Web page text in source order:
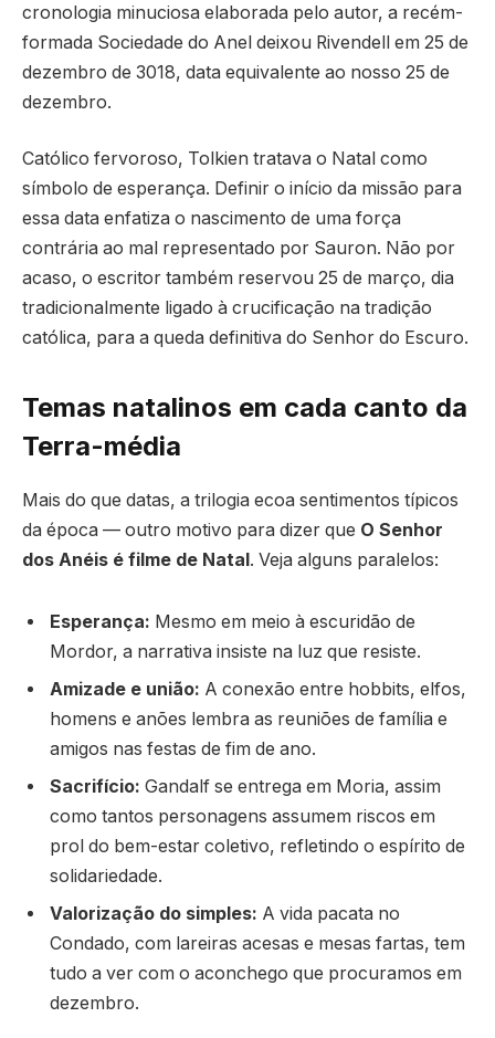
cronologia minuciosa elaborada pelo autor, a recém-
formada Sociedade do Anel deixou Rivendell em 25 de
dezembro de 3018, data equivalente ao nosso 25 de
dezembro.
Católico fervoroso, Tolkien tratava o Natal como
símbolo de esperança. Definir o início da missão para
essa data enfatiza o nascimento de uma força
contrária ao mal representado por Sauron. Não por
acaso, o escritor também reservou 25 de março, dia
tradicionalmente ligado à crucificação na tradição
católica, para a queda definitiva do Senhor do Escuro.
Temas natalinos em cada canto da
Terra-média
Mais do que datas, a trilogia ecoa sentimentos típicos
da época — outro motivo para dizer que O Senhor
dos Anéis é filme de Natal . Veja alguns paralelos:
Esperança: Mesmo em meio à escuridão de
Mordor, a narrativa insiste na luz que resiste.
Amizade e união: A conexão entre hobbits, elfos,
homens e anões lembra as reuniões de família e
amigos nas festas de fim de ano.
Sacrifício: Gandalf se entrega em Moria, assim
como tantos personagens assumem riscos em
prol do bem-estar coletivo, refletindo o espírito de
solidariedade.
Valorização do simples: A vida pacata no
Condado, com lareiras acesas e mesas fartas, tem
tudo a ver com o aconchego que procuramos em
dezembro.